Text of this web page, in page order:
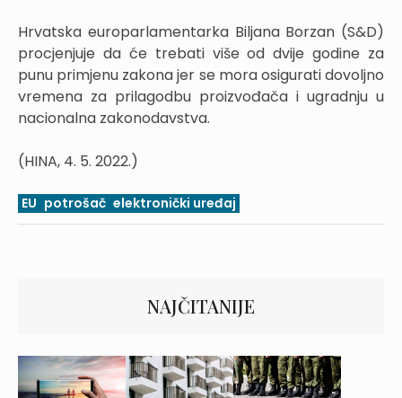
Hrvatska europarlamentarka Biljana Borzan (S&D)
procjenjuje da će trebati više od dvije godine za
punu primjenu zakona jer se mora osigurati dovoljno
vremena za prilagodbu proizvođača i ugradnju u
nacionalna zakonodavstva.
(HINA, 4. 5. 2022.)
EU potrošač elektronički uređaj
NAJČITANIJE